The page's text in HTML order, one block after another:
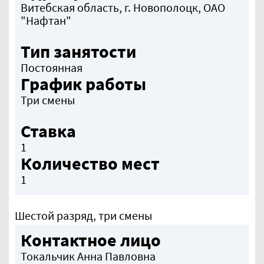
Витебская область, г. Новополоцк, ОАО
"Нафтан"
Тип занятости
Постоянная
График работы
Три смены
Ставка
1
Количество мест
1
Шестой разряд, три смены
Контактное лицо
Токальчик Анна Павловна